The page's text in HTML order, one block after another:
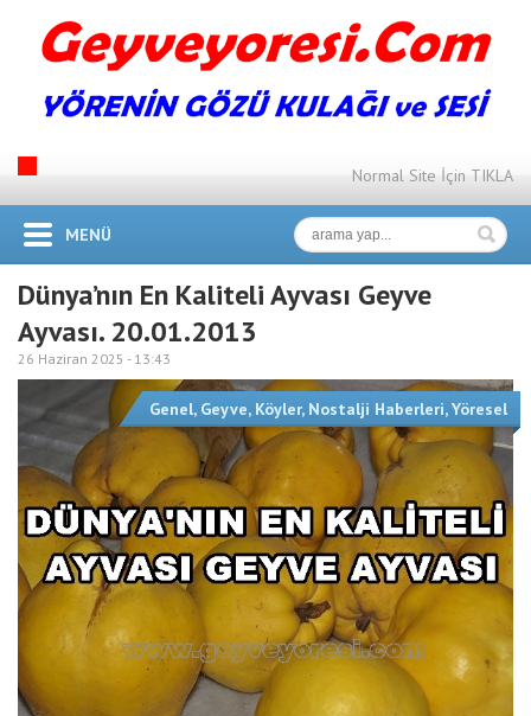
Normal Site İçin TIKLA
MENÜ
Dünya’nın En Kaliteli Ayvası Geyve
Ayvası. 20.01.2013
26 Haziran 2025 - 13:43
Genel, Geyve, Köyler, Nostalji Haberleri,Yöresel